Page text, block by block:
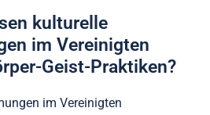
Strategien.
Praktiken wie
körperliche und geistige
in traditionellen Modellen